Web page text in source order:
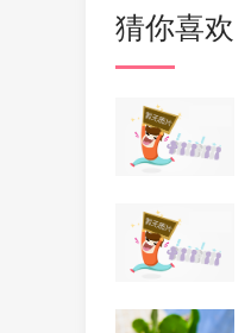
猜你喜欢